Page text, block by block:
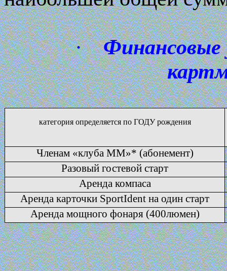
·
Финансовые
категория определяется по ГОДУ рождения
Членам «клуба ММ»* (абонемент)
Разовый гостевой старт
Аренда компаса
Аренда карточки SportIdent на один старт
Аренда мощного фонаря (400люмен)